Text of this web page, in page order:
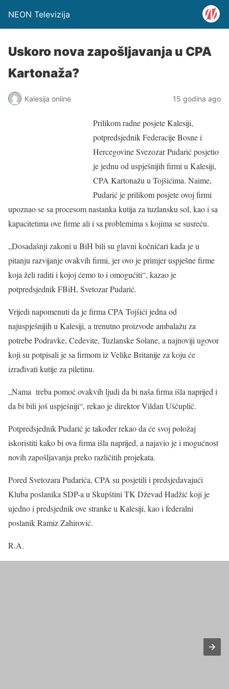
NEON Televizija
Uskoro nova zapošljavanja u CPA
Kartonaža?
Kalesija online 15 godina ago
Prilikom radne posjete Kalesiji,
potpredsjednik Federacije Bosne i
Hercegovine Svezozar Pudarić posjetio
je jednu od uspješnijih firmi u Kalesiji,
CPA Kartonažu u Tojšićima. Naime,
Pudarić je prilikom posjete ovoj firmi
upoznao se sa procesom nastanka kutija za tuzlansku sol, kao i sa
kapacitetima ove firme ali i sa problemima s kojima se susreću.
„Dosadašnji zakoni u BiH bili su glavni kočničari kada je u
pitanju razvijanje ovakvih firmi, jer ovo je primjer uspješne firme
koja želi raditi i kojoj ćemo to i omogućiti“, kazao je
potpredsjednik FBiH, Svetozar Pudarić.
Vrijedi napomenuti da je firma CPA Tojšići jedna od
najuspješnijih u Kalesiji, a trenutno proizvode ambalažu za
potrebe Podravke, Cedevite, Tuzlanske Solane, a najnoviji ugovor
koji su potpisali je sa firmom iz Velike Britanije za koju će
izrađivati kutije za piletinu.
„Nama treba pomoć ovakvih ljudi da bi naša firma išla naprijed i
da bi bili još uspješniji“, rekao je direktor Vildan Uščuplić.
Potpredsjednik Pudarić je također rekao da će svoj položaj
iskoristiti kako bi ova firma išla naprijed, a najavio je i mogućnost
novih zapošljavanja preko različitih projekata.
Pored Svetozara Pudarića, CPA su posjetili i predsjedavajući
Kluba poslanika SDP-a u Skupštini TK Dževad Hadžić koji je
ujedno i predsjednik ove stranke u Kalesiji, kao i federalni
poslanik Ramiz Zahirović.
R.A.